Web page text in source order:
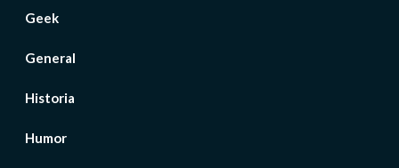
Geek
General
Historia
Humor